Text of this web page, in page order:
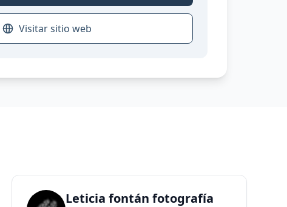
Visitar sitio web
Leticia fontán fotografía